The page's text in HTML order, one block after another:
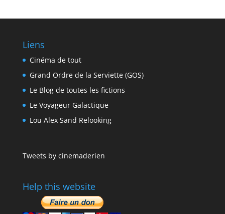
Liens
Cinéma de tout
Grand Ordre de la Serviette (GOS)
Le Blog de toutes les fictions
Le Voyageur Galactique
Lou Alex Sand Relooking
Tweets by cinemaderien
Help this website